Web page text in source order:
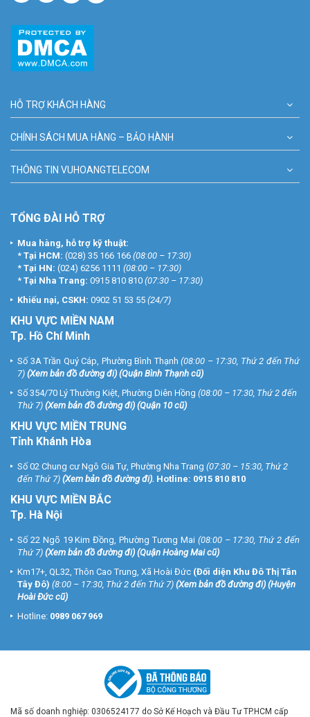
HỖ TRỢ KHÁCH HÀNG
CHÍNH SÁCH MUA HÀNG – BẢO HÀNH
THÔNG TIN VUHOANGTELECOM
TỔNG ĐÀI HỖ TRỢ
Mua hàng, hỗ trợ kỹ thuật:
* Tại HCM: (028) 35 166 166 (08:00 – 17:30)
* Tại HN: (024) 6256 1111 (08:00 – 17:30)
* Tại Nha Trang: 0915 810 810 (07:30 – 17:30)
Khiếu nại, CSKH: 0902 51 53 55 (24/7)
KHU VỰC MIỀN NAM
Tp. Hồ Chí Minh
Số 3A Trần Quý Cáp, Phường Bình Thạnh (08:00 – 17:30, Thứ 2 đến Thứ
7) (Xem bản đồ đường đi) (Quận Bình Thạnh cũ)
Số 354/70 Lý Thường Kiệt, Phường Diên Hồng (08:00 – 17:30, Thứ 2 đến
Thứ 7) (Xem bản đồ đường đi) (Quận 10 cũ)
KHU VỰC MIỀN TRUNG
Tỉnh Khánh Hòa
Số 02 Chung cư Ngô Gia Tự, Phường Nha Trang (07:30 – 15:30, Thứ 2
đến Thứ 7) (Xem bản đồ đường đi). Hotline: 0915 810 810
KHU VỰC MIỀN BẮC
Tp. Hà Nội
Số 22 Ngõ 19 Kim Đồng, Phường Tương Mai (08:00 – 17:30, Thứ 2 đến
Thứ 7) (Xem bản đồ đường đi) (Quận Hoàng Mai cũ)
Km17+, QL32, Thôn Cao Trung, Xã Hoài Đức (Đối diện Khu Đô Thị Tân
Tây Đô) (8:00 – 17:30, Thứ 2 đến Thứ 7) (Xem bản đồ đường đi) (Huyện
Hoài Đức cũ)
Hotline: 0989 067 969
Mã số doanh nghiệp: 0306524177 do Sở Kế Hoạch và Đầu Tư TP.HCM cấp